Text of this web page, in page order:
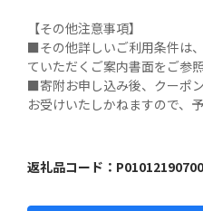
【その他注意事項】
■その他詳しいご利用条件は
ていただくご案内書面をご参
■寄附お申し込み後、クーポ
お受けいたしかねますので、
返礼品コード：